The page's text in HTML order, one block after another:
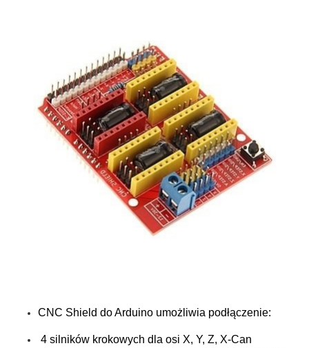
CNC Shield do Arduino umożliwia podłączenie:
4 silników krokowych dla osi X, Y, Z, X-Can